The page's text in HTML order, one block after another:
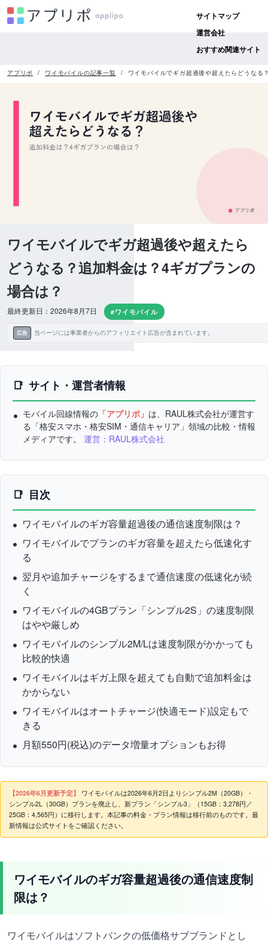
サイトマップ
運営会社
おすすめ関連サイト
アプリポ ワイモバイルの記事一覧 ワイモバイルでギガ超過後や超えたらどうな
ワイモバイルでギガ超過後や超えたら
どうなる？追加料金は？4ギガプランの
場合は？
最終更新日：2026年8月7日 #ワイモバイル
広告 当ページには事業者からのアフィリエイト広告が含まれています。
サイト・運営者情報
モバイル回線情報の 「アプリポ」 は、RAUL株式会社が運営す
る「格安スマホ・格安SIM・通信キャリア」領域の比較・情報
メディアです。 運営：RAUL株式会社
目次
ワイモバイルのギガ容量超過後の通信速度制限は？
ワイモバイルでプランのギガ容量を超えたら低速化す
る
翌月や追加チャージをするまで通信速度の低速化が続
く
ワイモバイルの4GBプラン「シンプル2S」の速度制限
はやや厳しめ
ワイモバイルのシンプル2M/Lは速度制限がかかっても
比較的快適
ワイモバイルはギガ上限を超えても自動で追加料金は
かからない
ワイモバイルはオートチャージ(快適モード)設定もで
きる
月額550円(税込)のデータ増量オプションもお得
【2026年6月更新予定】
ワイモバイルは2026年6月2日よりシンプル2M（20GB）・
シンプル2L（30GB）プランを廃止し、新プラン「シンプル3」（15GB：3,278円／
25GB：4,565円）に移行します。本記事の料金・プラン情報は移行前のものです。最
新情報は公式サイトをご確認ください。
ワイモバイルのギガ容量超過後の通信速度制
限は？
ワイモバイルはソフトバンクの低価格サブブランドとし